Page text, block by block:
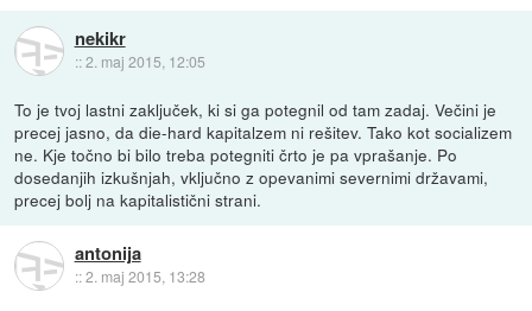
nekikr
::2. maj 2015, 12:05
To je tvoj lastni zaključek, ki si ga potegnil od tam zadaj. Večini je
precej jasno, da die-hard kapitalzem ni rešitev. Tako kot socializem
ne. Kje točno bi bilo treba potegniti črto je pa vprašanje. Po
dosedanjih izkušnjah, vključno z opevanimi severnimi državami,
precej bolj na kapitalistični strani.
antonija
::2. maj 2015, 13:28